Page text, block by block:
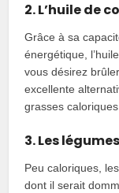
2. L’huile de
Grâce à sa
énergétique,
vous désirez
excellente
grasses
3. Les légumes
Peu caloriques,
dont il serait